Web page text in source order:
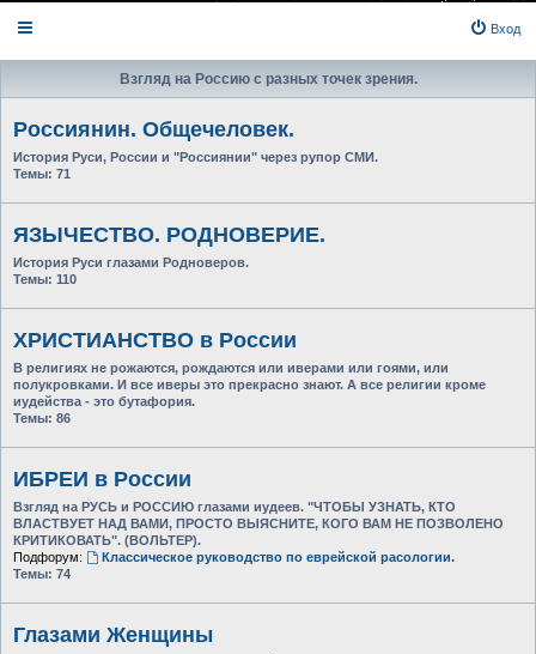
Вход
Взгляд на Россию с разных точек зрения.
Россиянин. Общечеловек.
История Руси, России и "Россиянии" через рупор СМИ.
Темы: 71
ЯЗЫЧЕСТВО. РОДНОВЕРИЕ.
История Руси глазами Родноверов.
Темы: 110
ХРИСТИАНСТВО в России
В религиях не рожаются, рождаются или иверами или гоями, или
полукровками. И все иверы это прекрасно знают. А все религии кроме
иудейства - это бутафория.
Темы: 86
ИБРЕИ в России
Взгляд на РУСЬ и РОССИЮ глазами иудеев. "ЧТОБЫ УЗНАТЬ, КТО
ВЛАСТВУЕТ НАД ВАМИ, ПРОСТО ВЫЯСНИТЕ, КОГО ВАМ НЕ ПОЗВОЛЕНО
КРИТИКОВАТЬ". (ВОЛЬТЕР).
Подфорум:
Классическое руководство по еврейской расологии.
Темы: 74
Глазами Женщины